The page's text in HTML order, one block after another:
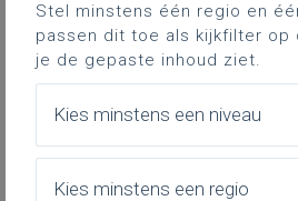
het focussen op sterk
effectieve didactiek alvast
Stel minstens één regio en
passen dit toe als kijkfilter op
je de gepaste inhoud ziet.
Kies minstens een niveau
Kies minstens een regio